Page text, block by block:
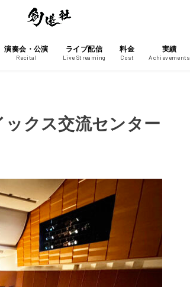
演奏会・公演
Recital
ライブ配信
Live Streaming
料金
Cost
実績
Achievements
ックス交流センター